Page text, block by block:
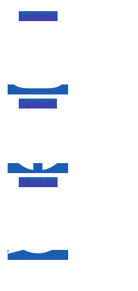
Instagram
Facebook
Whatsapp